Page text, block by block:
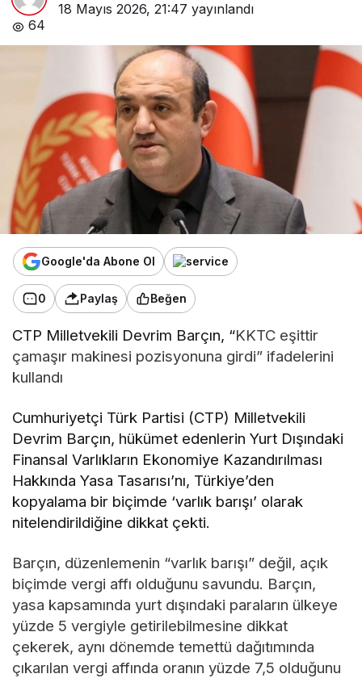
18 Mayıs 2026, 21:47 yayınlandı
64
Google'da Abone Ol
0 Paylaş Beğen
CTP Milletvekili Devrim Barçın, “KKTC eşittir
çamaşır makinesi pozisyonuna girdi” ifadelerini
kullandı
Cumhuriyetçi Türk Partisi (CTP) Milletvekili
Devrim Barçın, hükümet edenlerin Yurt Dışındaki
Finansal Varlıkların Ekonomiye Kazandırılması
Hakkında Yasa Tasarısı’nı, Türkiye’den
kopyalama bir biçimde ‘varlık barışı’ olarak
nitelendirildiğine dikkat çekti.
Barçın, düzenlemenin “varlık barışı” değil, açık
biçimde vergi affı olduğunu savundu. Barçın,
yasa kapsamında yurt dışındaki paraların ülkeye
yüzde 5 vergiyle getirilebilmesine dikkat
çekerek, aynı dönemde temettü dağıtımında
çıkarılan vergi affında oranın yüzde 7,5 olduğunu